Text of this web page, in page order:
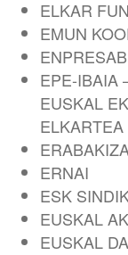
ELKAR
EMUN
EPE-IBAIA
EUSKAL
ELKARTEA
ERNAI
ESK
EUSKAL
EUSKAL